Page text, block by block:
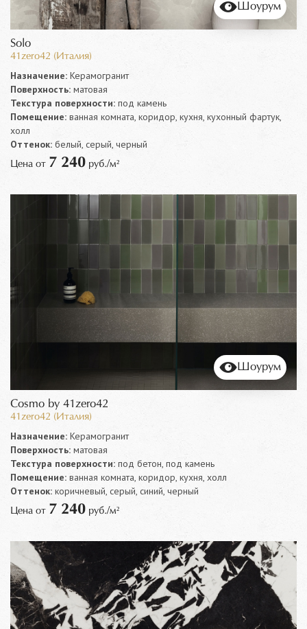
Шоурум
Solo
41zero42 (Италия)
Назначение: Керамогранит
Поверхность: матовая
Текстура поверхности: под камень
Помещение: ванная комната, коридор, кухня, кухонный фартук,
холл
Оттенок: белый, серый, черный
Цена от 7 240 руб./м²
Шоурум
Cosmo by 41zero42
41zero42 (Италия)
Назначение: Керамогранит
Поверхность: матовая
Текстура поверхности: под бетон, под камень
Помещение: ванная комната, коридор, кухня, холл
Оттенок: коричневый, серый, синий, черный
Цена от 7 240 руб./м²